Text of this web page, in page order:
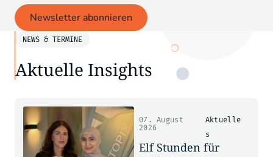
Newsletter abonnieren
NEWS & TERMINE
Aktuelle Insights
Aktuelle
s
07. August
2026
Elf Stunden für